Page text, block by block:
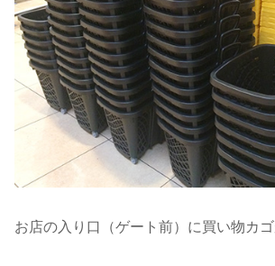
お店の入り口（ゲート前）に買い物カゴ